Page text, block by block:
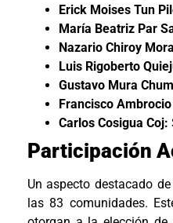
Erick Moises Tun
María Beatriz Par
Nazario Chiroy
Luis Rigoberto
Gustavo Mura
Francisco
Carlos Cosigua Coj:
Participación
Un aspecto destacado
las 83 comunidades.